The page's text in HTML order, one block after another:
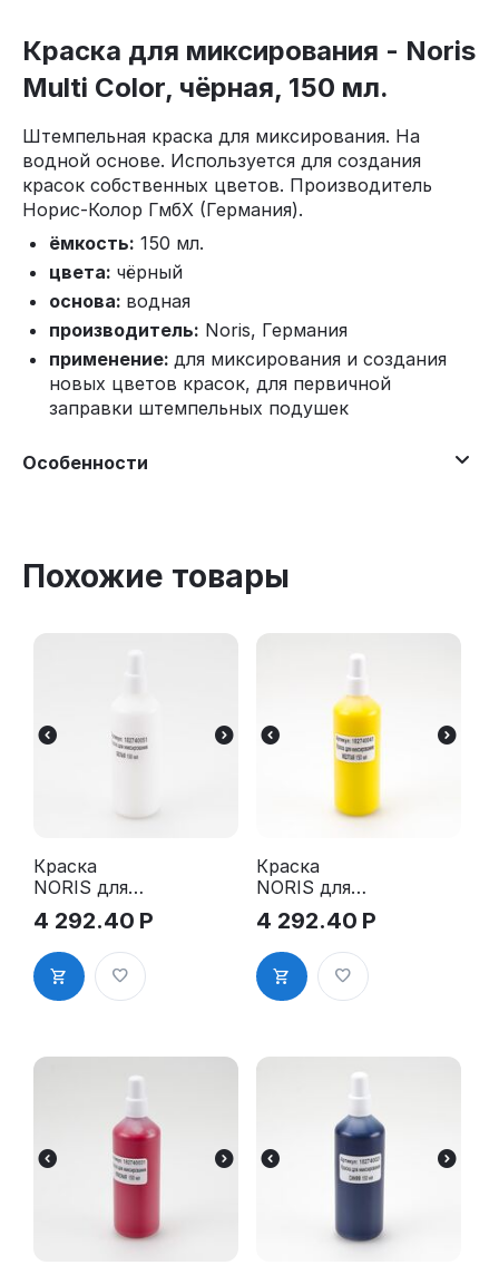
Краска для миксирования - Noris
Multi Color, чёрная, 150 мл.
Штемпельная краска для миксирования. На
водной основе. Используется для создания
красок собственных цветов. Производитель
Норис-Колор ГмбХ (Германия).
ёмкость: 150 мл.
цвета: чёрный
основа: водная
производитель: Noris, Германия
применение: для миксирования и создания
новых цветов красок, для первичной
заправки штемпельных подушек
Особенности
Похожие товары
Краска
NORIS для
миксирован
ия, белая 150
мл
4 292.40 Р
Краска
NORIS для
миксирован
ия, жёлтая
150 мл
4 292.40 Р